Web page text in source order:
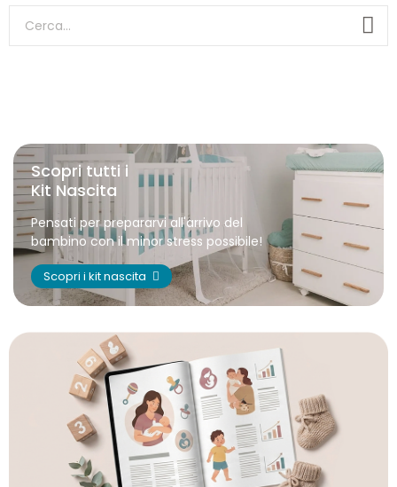
Scopri tutti i
Kit Nascita
Pensati per prepararvi all'arrivo del
bambino con il minor stress possibile!
Scopri i kit nascita